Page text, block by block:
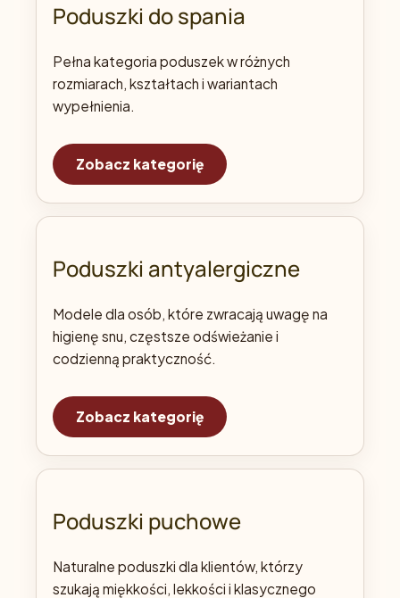
Poduszki do spania
Pełna kategoria poduszek w różnych
rozmiarach, kształtach i wariantach
wypełnienia.
Zobacz kategorię
Poduszki antyalergiczne
Modele dla osób, które zwracają uwagę na
higienę snu, częstsze odświeżanie i
codzienną praktyczność.
Zobacz kategorię
Poduszki puchowe
Naturalne poduszki dla klientów, którzy
szukają miękkości, lekkości i klasycznego